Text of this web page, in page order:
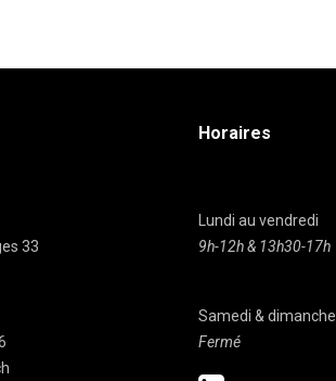
33
Horaires
Lundi au vendredi
9h-12h & 13h30-17h
Samedi & dimanche
Fermé